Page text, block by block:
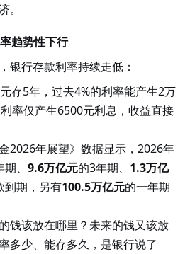
。
趋势性下行
银行存款利率持续走低：
存5年，过去4%的利率能产生2万
率仅产生6500元利息，收益直接
2026年展望》数据显示，2026年
、 9.6万亿元的3年期、 1.3万亿
到期，另有100.5万亿元的一年期
钱该放在哪里？未来的钱又该放
多少、能存多久，是银行说了